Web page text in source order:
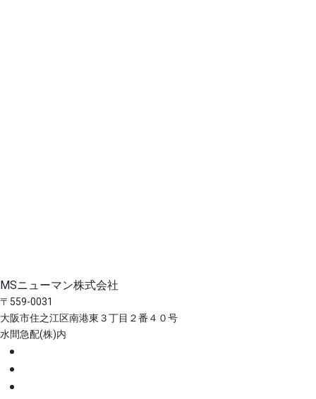
MSニューマン株式会社
〒559-0031
大阪市住之江区南港東３丁目２番４０号
水間急配(株)内